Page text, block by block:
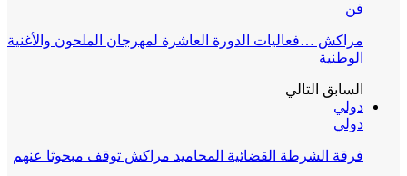
فن
مراكش …فعاليات الدورة العاشرة لمهرجان الملحون والأغنية
الوطنية
السابق التالي
دولي
دولي
فرقة الشرطة القضائية المحاميد مراكش توقف مبحوثا عنهم